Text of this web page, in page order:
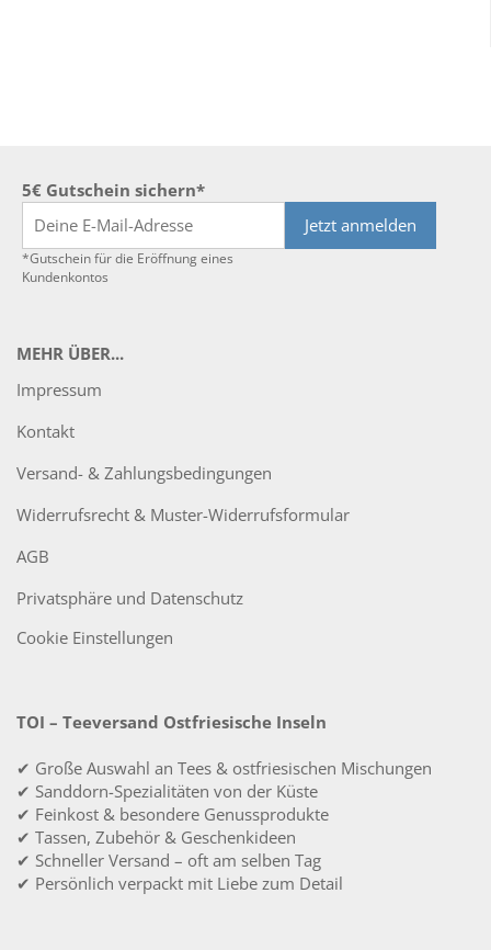
5€ Gutschein sichern*
Jetzt anmelden
*Gutschein für die Eröffnung eines
Kundenkontos
MEHR ÜBER...
Impressum
Kontakt
Versand- & Zahlungsbedingungen
Widerrufsrecht & Muster-Widerrufsformular
AGB
Privatsphäre und Datenschutz
Cookie Einstellungen
TOI – Teeversand Ostfriesische Inseln
✔ Große Auswahl an Tees & ostfriesischen Mischungen
✔ Sanddorn-Spezialitäten von der Küste
✔ Feinkost & besondere Genussprodukte
✔ Tassen, Zubehör & Geschenkideen
✔ Schneller Versand – oft am selben Tag
✔ Persönlich verpackt mit Liebe zum Detail